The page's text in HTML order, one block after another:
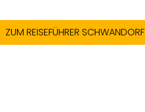
ZUM REISEFÜHRER SCHWANDORF